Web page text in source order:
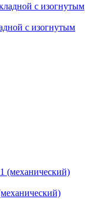
с изогнутым